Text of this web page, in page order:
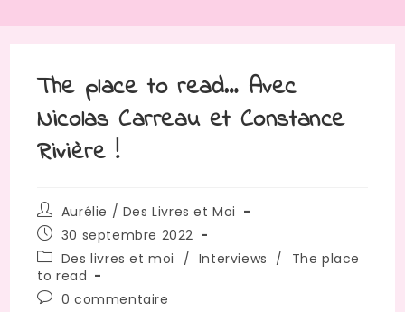
The place to read… Avec
Nicolas Carreau et Constance
Rivière !
Aurélie / Des Livres et Moi
30 septembre 2022
Des livres et moi
/ Interviews /
The place
to read
0 commentaire